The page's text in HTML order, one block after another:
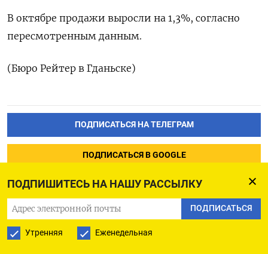
ПОДПИШИТЕСЬ НА НАШУ РАССЫЛКУ
ПОДПИСАТЬСЯ
Утренняя Еженедельная
В октябре продажи выросли на 1,3%, согласно
пересмотренным данным.
(Бюро Рейтер в Гданьске)
ПОДПИСАТЬСЯ НА ТЕЛЕГРАМ
ПОДПИСАТЬСЯ В GOOGLE
Dow закрылся в скромном